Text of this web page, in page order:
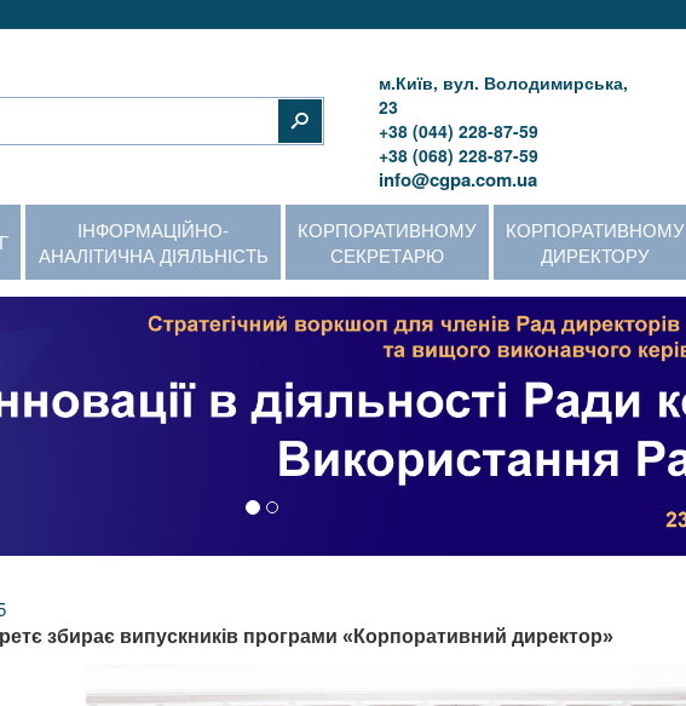
м.Київ, вул. Володимирська,
23
+38 (044) 228-87-59
+38 (068) 228-87-59
info@cgpa.com.ua
ІНФОРМАЦІЙНО-
АНАЛІТИЧНА ДІЯЛЬНІСТЬ
КОРПОРАТИВНОМУ
СЕКРЕТАРЮ
КОРПОРАТИВНОМУ
ДИРЕКТОРУ
збирає випускників програми «Корпоративний директор»